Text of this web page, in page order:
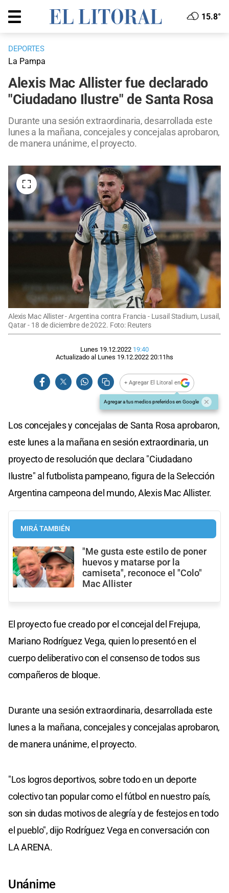
15.8°
DEPORTES
La Pampa
Alexis Mac Allister fue declarado
"Ciudadano Ilustre" de Santa Rosa
Durante una sesión extraordinaria, desarrollada este
lunes a la mañana, concejales y concejalas aprobaron,
de manera unánime, el proyecto.
Alexis Mac Allister - Argentina contra Francia - Lusail Stadium, Lusail,
Qatar - 18 de diciembre de 2022. Foto: Reuters
Lunes 19.12.2022 19:40
Actualizado al Lunes 19.12.2022 20:11hs
+ Agregar El Litoral en
Agregar a tus medios preferidos en Google
Los concejales y concejalas de Santa Rosa aprobaron,
este lunes a la mañana en sesión extraordinaria, un
proyecto de resolución que declara "Ciudadano
Ilustre" al futbolista pampeano, figura de la Selección
Argentina campeona del mundo, Alexis Mac Allister.
MIRÁ TAMBIÉN
"Me gusta este estilo de poner
huevos y matarse por la
camiseta", reconoce el "Colo"
Mac Allister
El proyecto fue creado por el concejal del Frejupa,
Mariano Rodríguez Vega, quien lo presentó en el
cuerpo deliberativo con el consenso de todos sus
compañeros de bloque.
Durante una sesión extraordinaria, desarrollada este
lunes a la mañana, concejales y concejalas aprobaron,
de manera unánime, el proyecto.
"Los logros deportivos, sobre todo en un deporte
colectivo tan popular como el fútbol en nuestro país,
son sin dudas motivos de alegría y de festejos en todo
el pueblo", dijo Rodríguez Vega en conversación con
LA ARENA.
Unánime